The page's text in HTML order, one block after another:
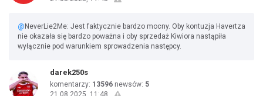
@ NeverLie2Me: Jest faktycznie bardzo mocny. Oby kontuzja Havertza
nie okazała się bardzo poważna i oby sprzedaż Kiwiora nastąpiła
wyłącznie pod warunkiem sprowadzenia następcy.
darek250s
komentarzy: 13596 newsów: 5
21.08.2025, 11:48